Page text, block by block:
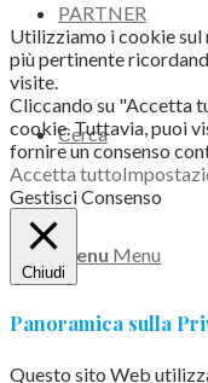
PARTNER
Cerca
Menu Menu
Utilizziamo i cookie
più pertinente
visite.
Cliccando su "Accetta
cookie. Tuttavia, puoi
fornire un consenso
Accetta tutto
Gestisci Consenso
Chiudi
Panoramica sulla
Questo sito Web